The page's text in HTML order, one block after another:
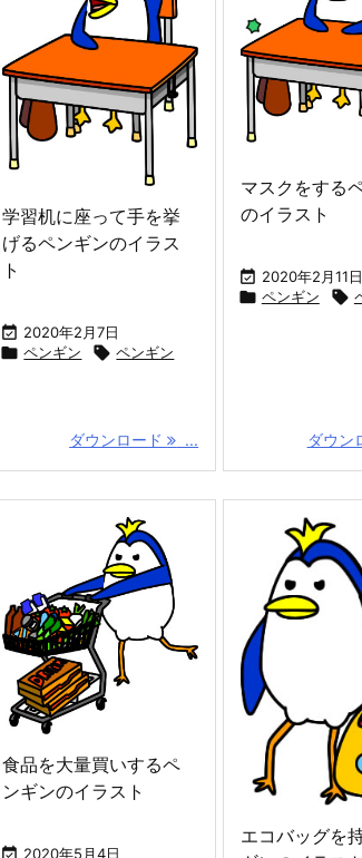
学習机に座って手を挙
げるペンギンのイラス
ト
 2020年2月7日
 ペンギン  ペンギン
ダウンロード ...
マスクをする
のイラスト
 2020年2月11日
 ペンギン 
ダウン
食品を大量買いするペ
ンギンのイラスト
 2020年5月4日
エコバッグを